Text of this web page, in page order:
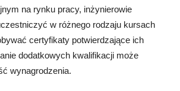
na rynku pracy, inżynierowie
w różnego rodzaju kursach
certyfikaty potwierdzające ich
dodatkowych kwalifikacji może
wynagrodzenia.